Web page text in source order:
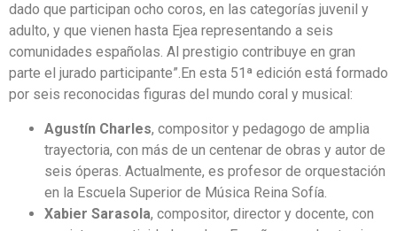
dado que participan ocho coros, en las categorías juvenil y
adulto, y que vienen hasta Ejea representando a seis
comunidades españolas. Al prestigio contribuye en gran
parte el jurado participante”.En esta 51ª edición está formado
por seis reconocidas figuras del mundo coral y musical:
Agustín Charles, compositor y pedagogo de amplia
trayectoria, con más de un centenar de obras y autor de
seis óperas. Actualmente, es profesor de orquestación
en la Escuela Superior de Música Reina Sofía.
Xabier Sarasola, compositor, director y docente, con